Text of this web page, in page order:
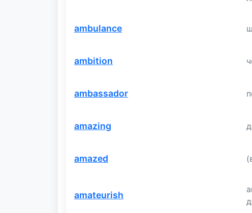
ambulance
ambition
ambassador
amazing
amazed
amateurish